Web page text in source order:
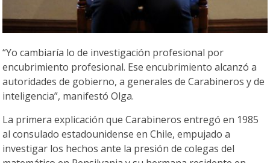
“Yo cambiaría lo de investigación profesional por
encubrimiento profesional. Ese encubrimiento alcanzó a
autoridades de gobierno, a generales de Carabineros y de
inteligencia”, manifestó Olga.
La primera explicación que Carabineros entregó en 1985
al consulado estadounidense en Chile, empujado a
investigar los hechos ante la presión de colegas del